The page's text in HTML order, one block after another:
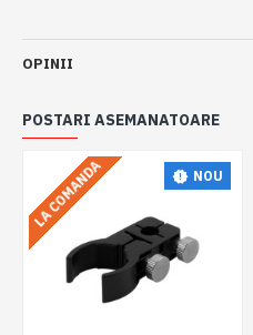
OPINII
POSTARI ASEMANATOARE
NOU
LA COMANDA